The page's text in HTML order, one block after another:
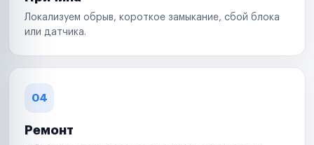
Локализуем обрыв, короткое замыкание, сбой блока
или датчика.
04
Ремонт